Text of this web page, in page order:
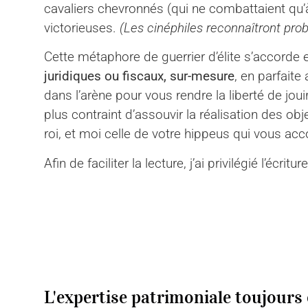
cavaliers chevronnés (qui ne combattaient
victorieuses. (Les cinéphiles reconnaîtront
Cette métaphore de guerrier d’élite
juridiques ou fiscaux, sur-mesure, en parfaite
dans l’arène pour vous rendre la liberté de
plus contraint d’assouvir la réalisation des
roi, et moi celle de votre hippeus qui vous
Afin de faciliter la lecture, j’ai privilégié
L'expertise patrimoniale toujours